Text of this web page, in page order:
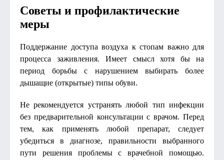
Советы и профилактические
меры
Поддержание доступа воздуха к стопам важно для
процесса заживления. Имеет смысл хотя бы на
период борьбы с нарушением выбирать более
дышащие (открытые) типы обуви.
Не рекомендуется устранять любой тип инфекции
без предварительной консультации с врачом. Перед
тем, как применять любой препарат, следует
убедиться в диагнозе, правильности выбранного
пути решения проблемы с врачебной помощью.